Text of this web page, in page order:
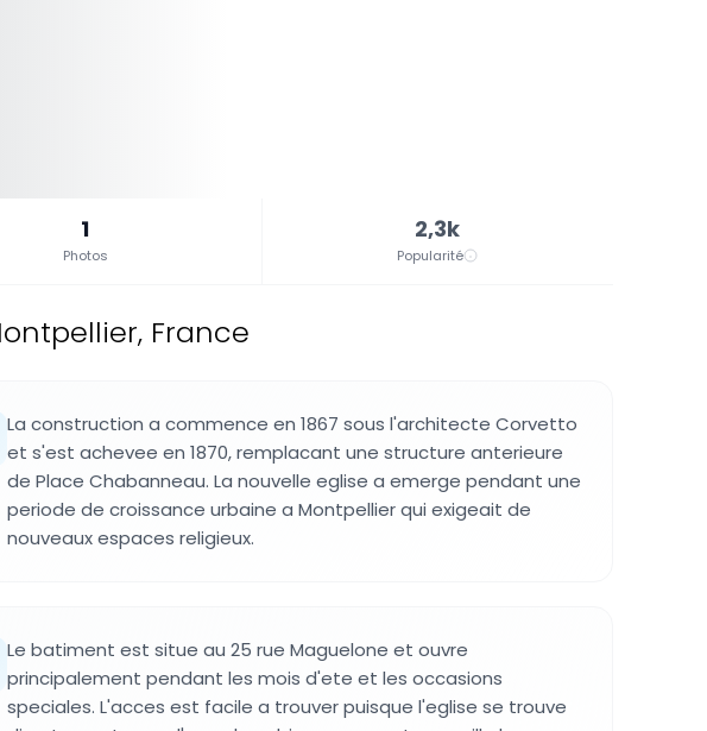
1
Photos
2,3k
Popularité
France
La construction a commence en 1867 sous l'architecte Corvetto
et s'est achevee en 1870, remplacant une structure anterieure
de Place Chabanneau. La nouvelle eglise a emerge pendant une
periode de croissance urbaine a Montpellier qui exigeait de
nouveaux espaces religieux.
Le batiment est situe au 25 rue Maguelone et ouvre
principalement pendant les mois d'ete et les occasions
speciales. L'acces est facile a trouver puisque l'eglise se trouve